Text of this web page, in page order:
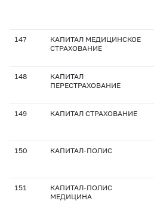
147
КАПИТАЛ МЕДИЦИНСКОЕ
СТРАХОВАНИЕ
148
КАПИТАЛ
ПЕРЕСТРАХОВАНИЕ
149 КАПИТАЛ СТРАХОВАНИЕ
150 КАПИТАЛ-ПОЛИС
151
КАПИТАЛ-ПОЛИС
МЕДИЦИНА